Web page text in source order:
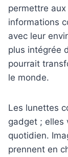
permettre aux
informations
avec leur
plus intégrée
pourrait
le monde.
Les lunettes
gadget ; elles
quotidien.
prennent en